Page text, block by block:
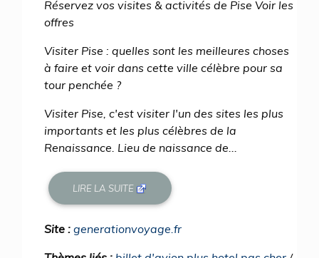
Réservez vos visites & activités de Pise Voir les
offres
Visiter Pise : quelles sont les meilleures choses
à faire et voir dans cette ville célèbre pour sa
tour penchée ?
Visiter Pise, c'est visiter l'un des sites les plus
importants et les plus célèbres de la
Renaissance. Lieu de naissance de...
LIRE LA SUITE
Site : generationvoyage.fr